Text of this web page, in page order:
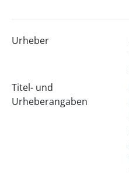
Urheber
Titel- und
Urheberangaben